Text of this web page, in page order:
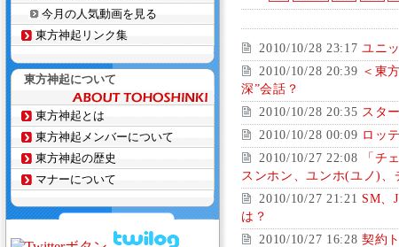
2010/10/28 23:17 ユニ
2010/10/28 20:39 ＜東
深”会話？
2010/10/28 20:35 スタ
2010/10/28 00:09 ロッ
2010/10/27 22:08
「チ
スンホン、ユンホ(ユノ)、
2010/10/27 21:21 SM、
は？
2010/10/27 16:28 契約
今月の人気動画を見る
東方神起リンク集
東方神起について
東方神起とは
東方神起メンバーについて
東方神起の歴史
マナーについて